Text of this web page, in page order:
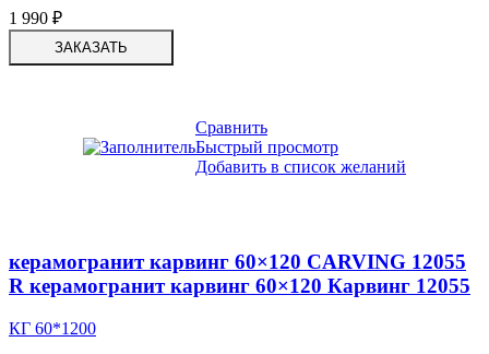
1 990 ₽
ЗАКАЗАТЬ
Сравнить
Быстрый просмотр
Добавить в список желаний
керамогранит карвинг 60×120 CARVING 12055
R керамогранит карвинг 60×120 Карвинг 12055
КГ 60*1200